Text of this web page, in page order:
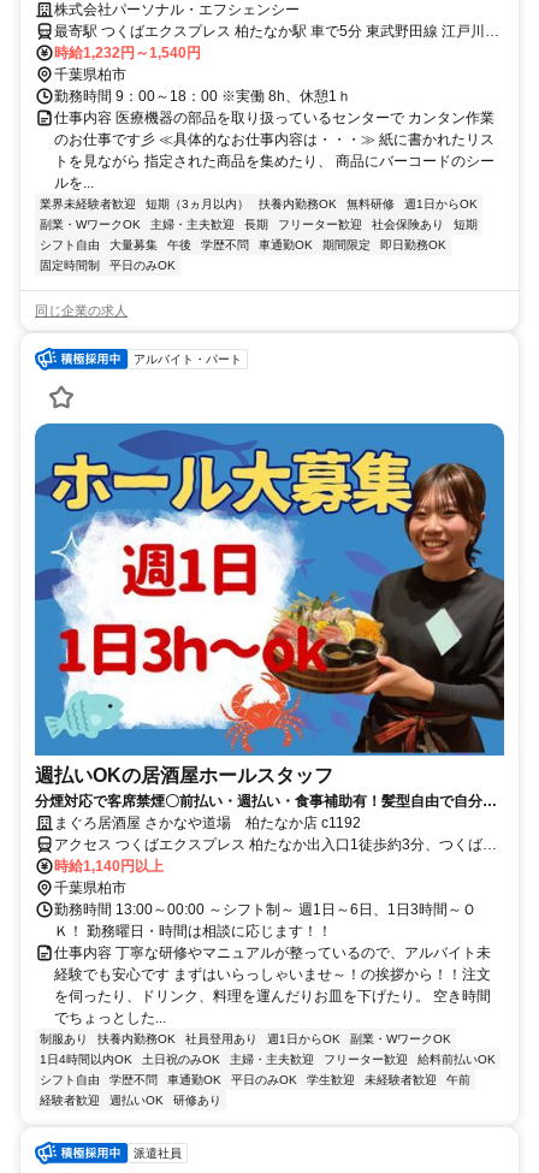
OK！ 希望シフトで働きやすい♪
株式会社パーソナル・エフシェンシー
最寄駅 つくばエクスプレス 柏たなか駅 車で5分 東武野田線 江戸川台
駅 車で10分 つくばエクスプレス 柏の葉キャンパス駅 車で10分 JR常
磐線(上野～取手) 柏駅 車で20分 最寄駅備考 【ご応募】 面接はお家で
できるＷＥＢ面接がオススメです。 お気軽にお電話ください
時給1,232円～1,540円
千葉県柏市
勤務時間 9：00～18：00 ※実働 8h、休憩1ｈ
仕事内容 医療機器の部品を取り扱っているセンターで カンタン作業
のお仕事です彡 ≪具体的なお仕事内容は・・・≫ 紙に書かれたリス
トを見ながら 指定された商品を集めたり、 商品にバーコードのシー
ルを...
業界未経験者歓迎 短期（3ヵ月以内） 扶養内勤務OK 無料研修
週1日からOK
副業・WワークOK
主婦・主夫歓迎 長期 フリーター歓迎 社会保険あり
短期
シフト自由
大量募集 午後 学歴不問 車通勤OK 期間限定
即日勤務OK
固定時間制
平日のみOK
同じ企業の求人
アルバイト・パート
週払いOKの居酒屋ホールスタッフ
分煙対応で客席禁煙〇前払い・週払い・食事補助有！髪型自由で自分ら
しく！お客様へ最高のおもてなしを！
まぐろ居酒屋 さかなや道場 柏たなか店 c1192
アクセス つくばエクスプレス 柏たなか出入口1徒歩約3分、つくばエ
クスプレス 柏の葉キャンパス東口徒歩約34分、東武野田線〔アーバ
ンパークライン〕 江戸川台東口徒歩約63分 柏たなか駅より徒歩2分
時給1,140円以上
千葉県柏市
勤務時間 13:00～00:00 ～シフト制～ 週1日～6日、1日3時間～Ｏ
Ｋ！ 勤務曜日・時間は相談に応じます！！
仕事内容 丁寧な研修やマニュアルが整っているので、アルバイト未
経験でも安心です まずはいらっしゃいませ～！の挨拶から！！注文
を伺ったり、ドリンク、料理を運んだりお皿を下げたり。 空き時間
でちょっとした...
制服あり 扶養内勤務OK 社員登用あり 週1日からOK
副業・WワークOK
1日4時間以内OK
土日祝のみOK 主婦・主夫歓迎 フリーター歓迎
給料前払いOK
シフト自由
学歴不問 車通勤OK 平日のみOK 学生歓迎 未経験者歓迎
午前
経験者歓迎
週払いOK 研修あり
派遣社員